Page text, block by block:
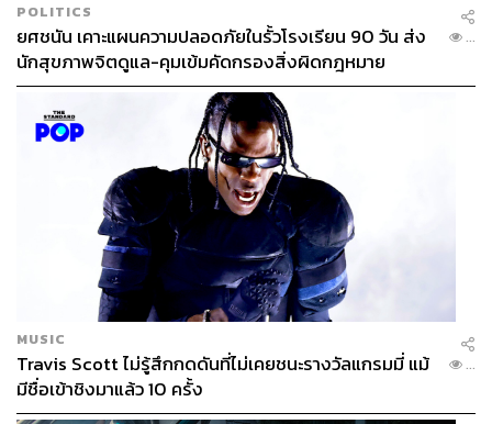
POLITICS
ยศชนัน เคาะแผนความปลอดภัยในรั้วโรงเรียน 90 วัน ส่ง
นักสุขภาพจิตดูแล-คุมเข้มคัดกรองสิ่งผิดกฎหมาย
...
MUSIC
Travis Scott ไม่รู้สึกกดดันที่ไม่เคยชนะรางวัลแกรมมี่ แม้
มีชื่อเข้าชิงมาแล้ว 10 ครั้ง
...